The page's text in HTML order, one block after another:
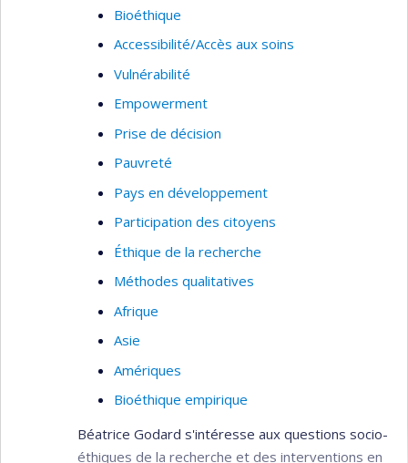
des populations migrantes mal desservies, au
Canada et en Europe. Je mobilise les approches
usagers dans mes recherches.
Bioéthique
Accessibilité/Accès aux soins
Vulnérabilité
Empowerment
Prise de décision
Pauvreté
Pays en développement
Participation des citoyens
Éthique de la recherche
Méthodes qualitatives
Afrique
Asie
Amériques
Bioéthique empirique
Béatrice Godard s'intéresse aux questions socio-
éthiques de la recherche et des interventions en